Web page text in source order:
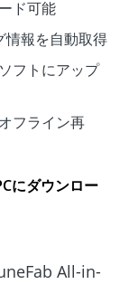
ド可能
情報を自動取得
フトにアップ
フライン再
にダウンロー
All-in-